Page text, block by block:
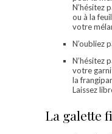
N’hésitez
ou à la
votre
N’oubliez
N’hésitez
votre
la
Laissez
La galette